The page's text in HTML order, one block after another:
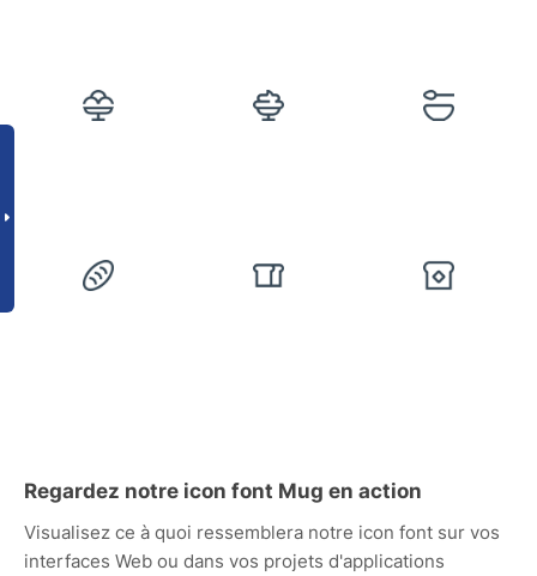
Regardez notre icon font Mug en action
Visualisez ce à quoi ressemblera notre icon font sur vos
interfaces Web ou dans vos projets d'applications